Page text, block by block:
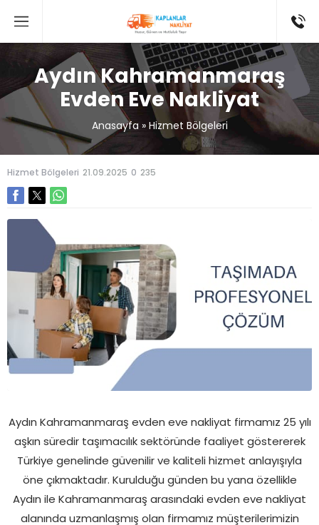
Aydın Kahramanmaraş
Evden Eve Nakliyat
Anasayfa» Hizmet Bölgeleri
Hizmet Bölgeleri 21.09.2025 0 235
Aydın Kahramanmaraş evden eve nakliyat firmamız 25 yılı
aşkın süredir taşımacılık sektöründe faaliyet göstererek
Türkiye genelinde güvenilir ve kaliteli hizmet anlayışıyla
öne çıkmaktadır. Kurulduğu günden bu yana özellikle
Aydın ile Kahramanmaraş arasındaki evden eve nakliyat
alanında uzmanlaşmış olan firmamız müşterilerimizin